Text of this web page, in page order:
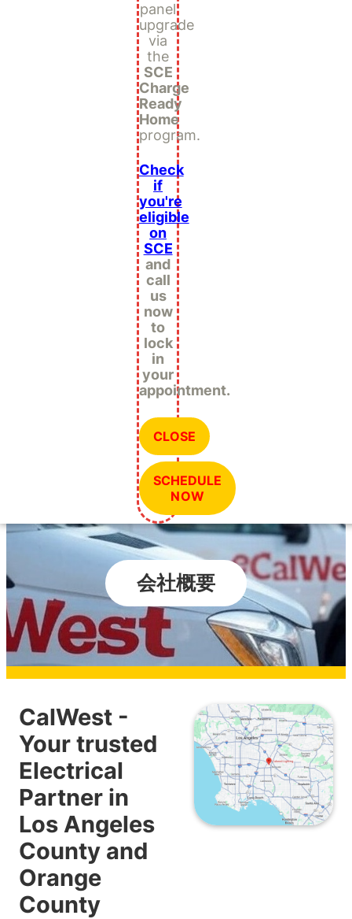
panel
upgrade
via
the
SCE
Charge
Ready
Home
program.
Check
if
you're
eligible
on
SCE
and
call
us
now
to
lock
in
your
appointment.
CLOSE
SCHEDULE
NOW
会社概要
CalWest -
Your trusted
Electrical
Partner in
Los Angeles
County and
Orange
County